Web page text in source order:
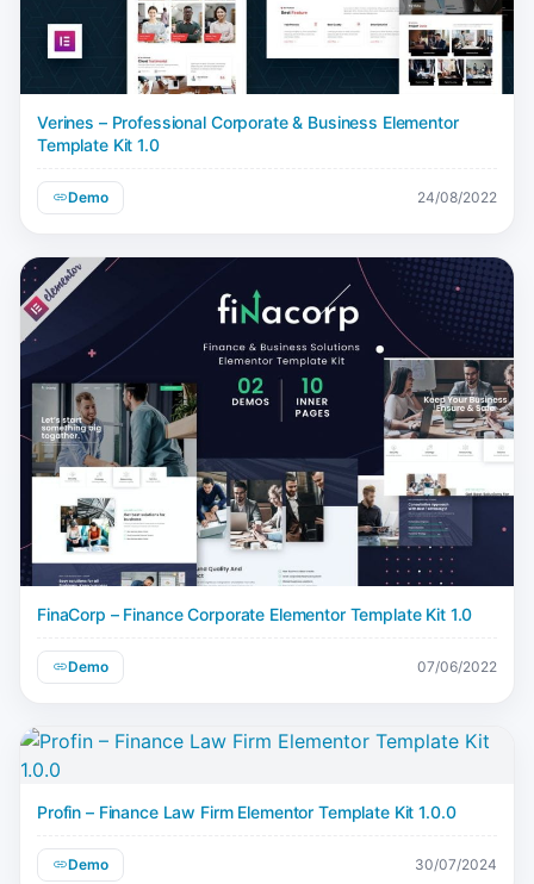
Verines – Professional Corporate & Business Elementor
Template Kit 1.0
Demo 24/08/2022
FinaCorp – Finance Corporate Elementor Template Kit 1.0
Demo 07/06/2022
Profin – Finance Law Firm Elementor Template Kit 1.0.0
Demo 30/07/2024